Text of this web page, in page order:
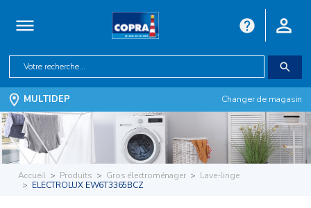
MULTIDEP Changer de magasin
Accueil Produits Gros électroménager
Lave-linge
ELECTROLUX EW6T3365BCZ